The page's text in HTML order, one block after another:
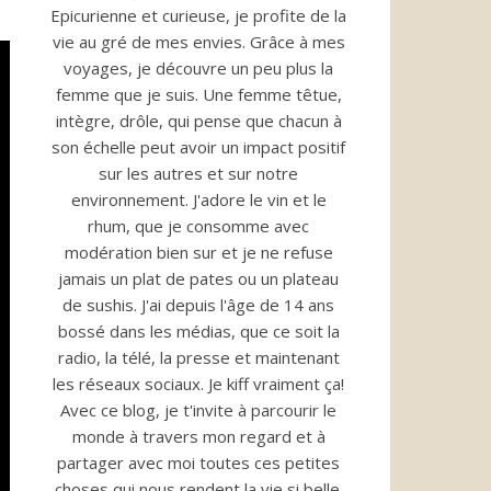
Epicurienne et curieuse, je profite de la
vie au gré de mes envies. Grâce à mes
voyages, je découvre un peu plus la
femme que je suis. Une femme têtue,
intègre, drôle, qui pense que chacun à
son échelle peut avoir un impact positif
sur les autres et sur notre
environnement. J'adore le vin et le
rhum, que je consomme avec
modération bien sur et je ne refuse
jamais un plat de pates ou un plateau
de sushis. J'ai depuis l'âge de 14 ans
bossé dans les médias, que ce soit la
radio, la télé, la presse et maintenant
les réseaux sociaux. Je kiff vraiment ça!
Avec ce blog, je t'invite à parcourir le
monde à travers mon regard et à
partager avec moi toutes ces petites